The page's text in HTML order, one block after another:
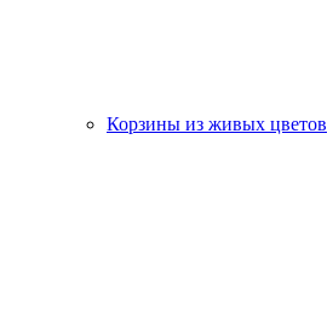
Корзины из живых цветов